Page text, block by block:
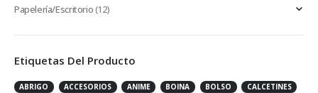
Papelería/Escritorio(12)
Etiquetas Del Producto
ABRIGO ACCESORIOS ANIME BOINA BOLSO
CALCETINES